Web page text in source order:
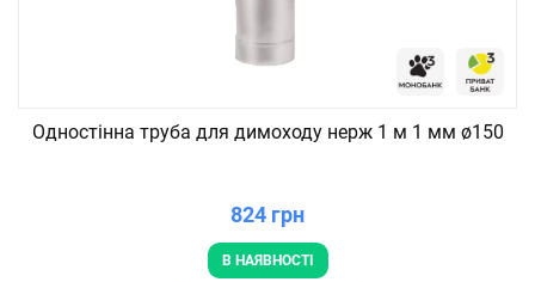
Одностінна труба для димоходу нерж 1 м 1 мм ø150
824 грн
В НАЯВНОСТІ